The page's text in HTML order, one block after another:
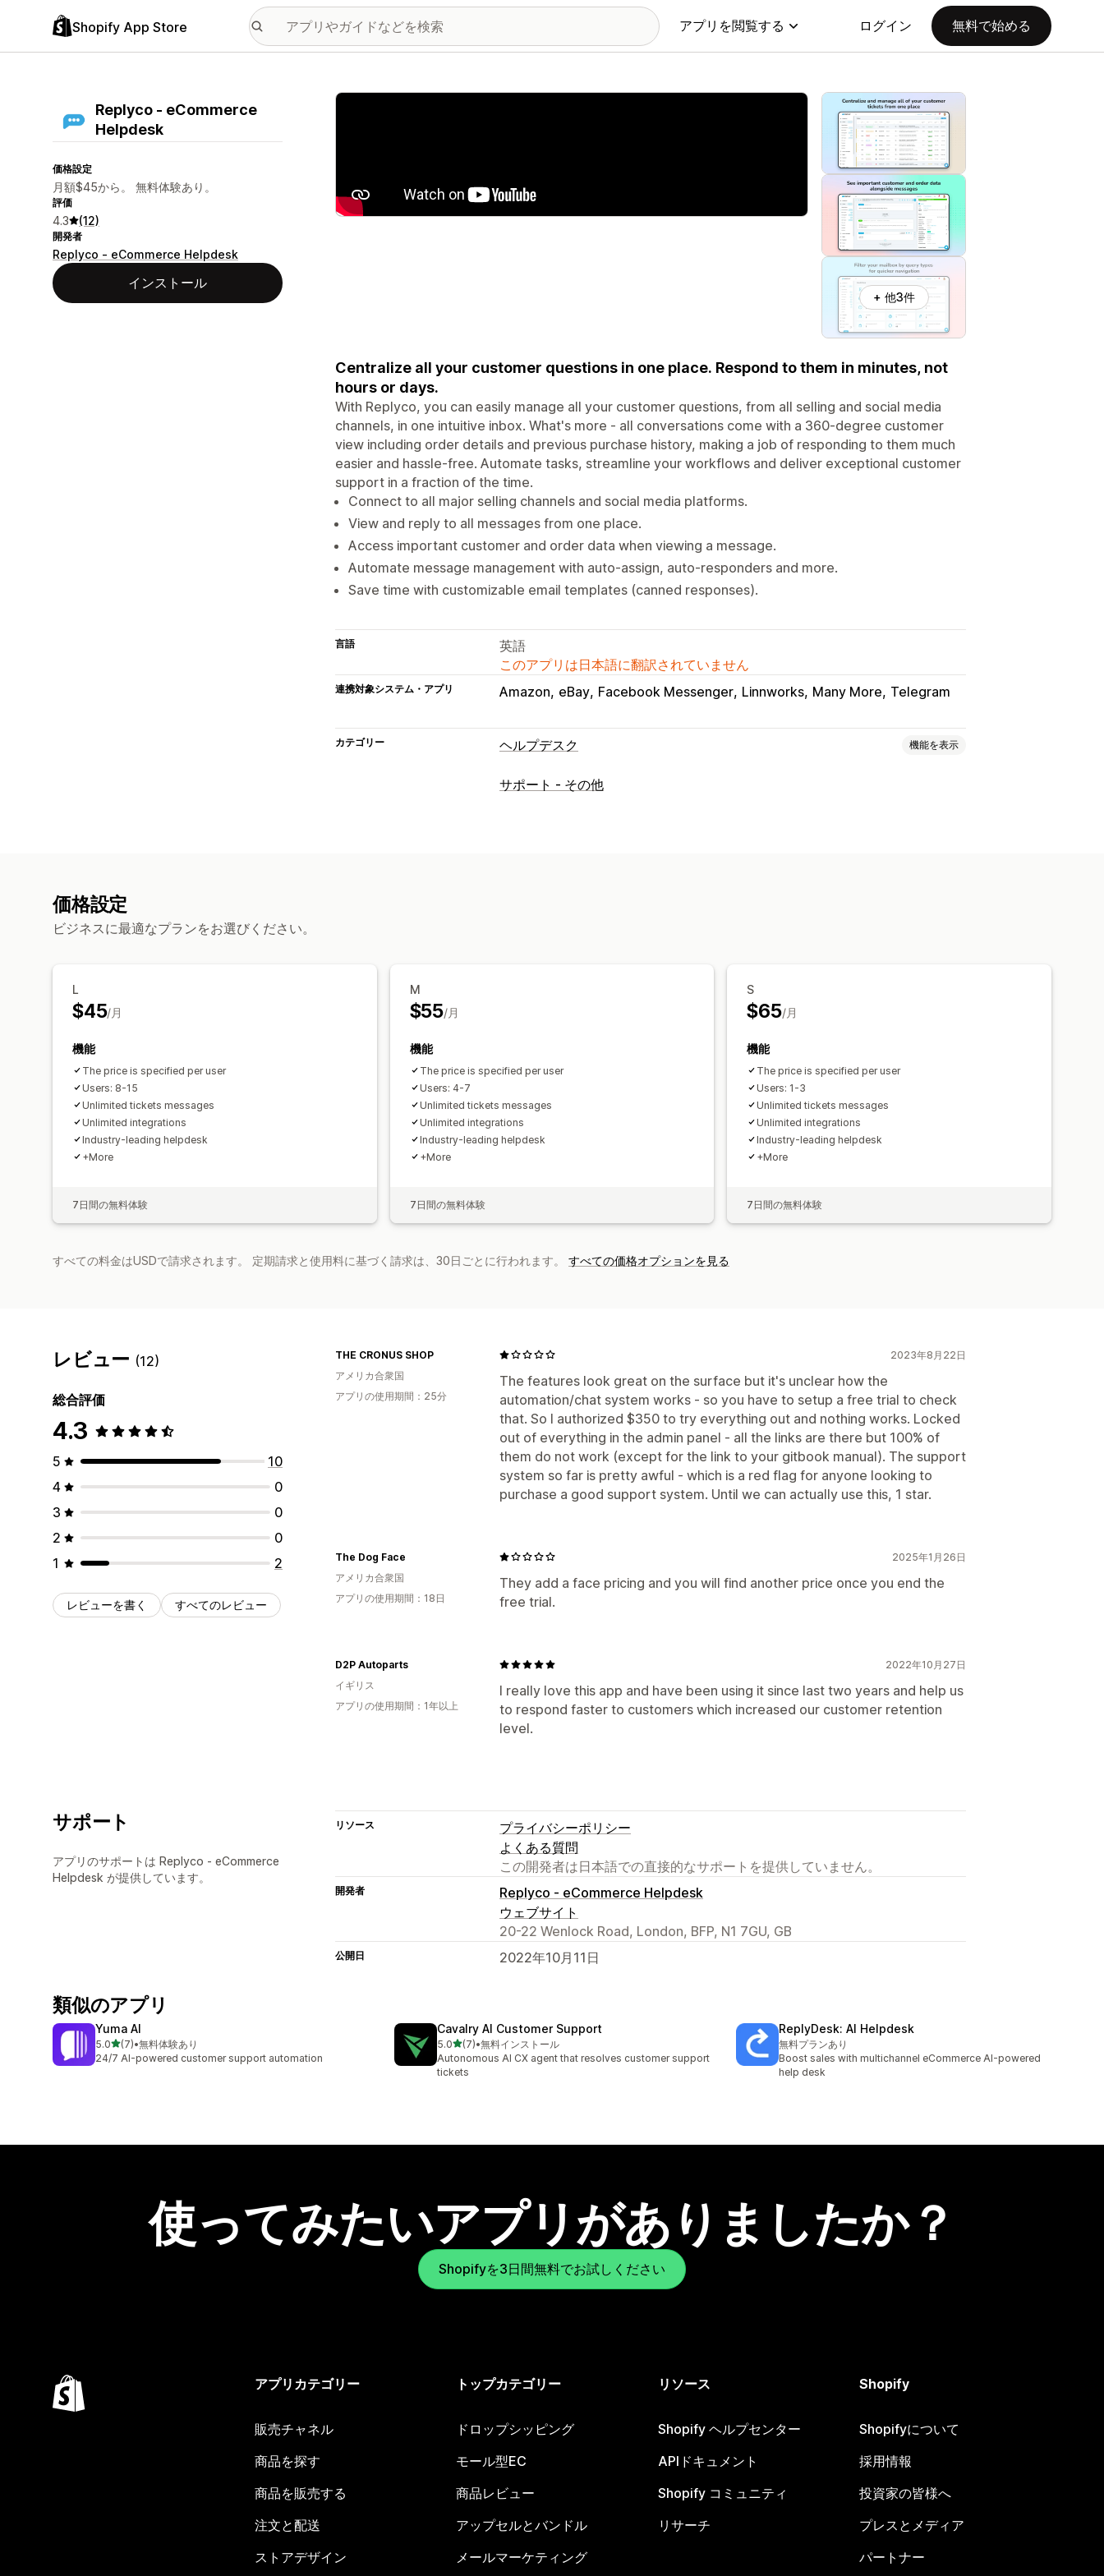
Shopify App Store アプリを閲覧する ログイン 無料で始める
Replyco ‑ eCommerce
Helpdesk
価格設定
月額$45から。 無料体験あり。
評価
4.3 (12)
開発者
Replyco - eCommerce Helpdesk
インストール
特集の画像ギャラリー
+ 他3件
Centralize all your customer questions in one place. Respond to them in minutes, not
hours or days.
With Replyco, you can easily manage all your customer questions, from all selling and social media
channels, in one intuitive inbox. What's more - all conversations come with a 360-degree customer
view including order details and previous purchase history, making a job of responding to them much
easier and hassle-free. Automate tasks, streamline your workflows and deliver exceptional customer
support in a fraction of the time.
Connect to all major selling channels and social media platforms.
View and reply to all messages from one place.
Access important customer and order data when viewing a message.
Automate message management with auto-assign, auto-responders and more.
Save time with customizable email templates (canned responses).
言語
英語
このアプリは日本語に翻訳されていません
連携対象システム・アプリ Amazon eBay Facebook Messenger Linnworks Many More Telegram
カテゴリー ヘルプデスク 機能を表示
チャネル
サポート - その他
価格設定
ビジネスに最適なプランをお選びください。
L
$45/月
機能
The price is specified per user
Users: 8-15
Unlimited tickets messages
Unlimited integrations
Industry-leading helpdesk
+More
7日間の無料体験
M
$55/月
機能
The price is specified per user
Users: 4-7
Unlimited tickets messages
Unlimited integrations
Industry-leading helpdesk
+More
7日間の無料体験
S
$65/月
機能
The price is specified per user
Users: 1-3
Unlimited tickets messages
Unlimited integrations
Industry-leading helpdesk
+More
7日間の無料体験
すべての料金はUSDで請求されます。 定期請求と使用料に基づく請求は、30日ごとに行われます。 すべての価格オプションを見る
レビュー (12)
総合評価
4.3
5
10
4
0
3
0
2
0
1
2
レビューを書く すべてのレビュー
2023年8月22日
The features look great on the surface but it's unclear how the
automation/chat system works - so you have to setup a free trial to check
that. So I authorized $350 to try everything out and nothing works. Locked
out of everything in the admin panel - all the links are there but 100% of
them do not work (except for the link to your gitbook manual). The support
system so far is pretty awful - which is a red flag for anyone looking to
purchase a good support system. Until we can actually use this, 1 star.
THE CRONUS SHOP
アメリカ合衆国
アプリの使用期間：25分
2025年1月26日
They add a face pricing and you will find another price once you end the
free trial.
The Dog Face
アメリカ合衆国
アプリの使用期間：18日
2022年10月27日
I really love this app and have been using it since last two years and help us
to respond faster to customers which increased our customer retention
level.
D2P Autoparts
イギリス
アプリの使用期間：1年以上
サポート
アプリのサポートは Replyco - eCommerce
Helpdesk が提供しています。
リソース
プライバシーポリシー
よくある質問
この開発者は日本語での直接的なサポートを提供していません。
開発者
Replyco - eCommerce Helpdesk
ウェブサイト
20-22 Wenlock Road, London, BFP, N1 7GU, GB
公開日 2022年10月11日
類似のアプリ
Yuma AI
5.05つ星中
(7)
合計レビュー数：7件
•無料体験あり
24/7 AI-powered customer support automation
Cavalry AI Customer Support
5.05つ星中
(7)
合計レビュー数：7件
•無料インストール
Autonomous AI CX agent that resolves customer support
tickets
ReplyDesk: AI Helpdesk
無料プランあり
Boost sales with multichannel eCommerce AI-powered
help desk
使ってみたいアプリがありましたか？
Shopifyを3日間無料でお試しください
アプリカテゴリー
販売チャネル
商品を探す
商品を販売する
注文と配送
ストアデザイン
トップカテゴリー
ドロップシッピング
モール型EC
商品レビュー
アップセルとバンドル
メールマーケティング
リソース
Shopify ヘルプセンター
APIドキュメント
Shopify コミュニティ
リサーチ
Shopify
Shopifyについて
採用情報
投資家の皆様へ
プレスとメディア
パートナー